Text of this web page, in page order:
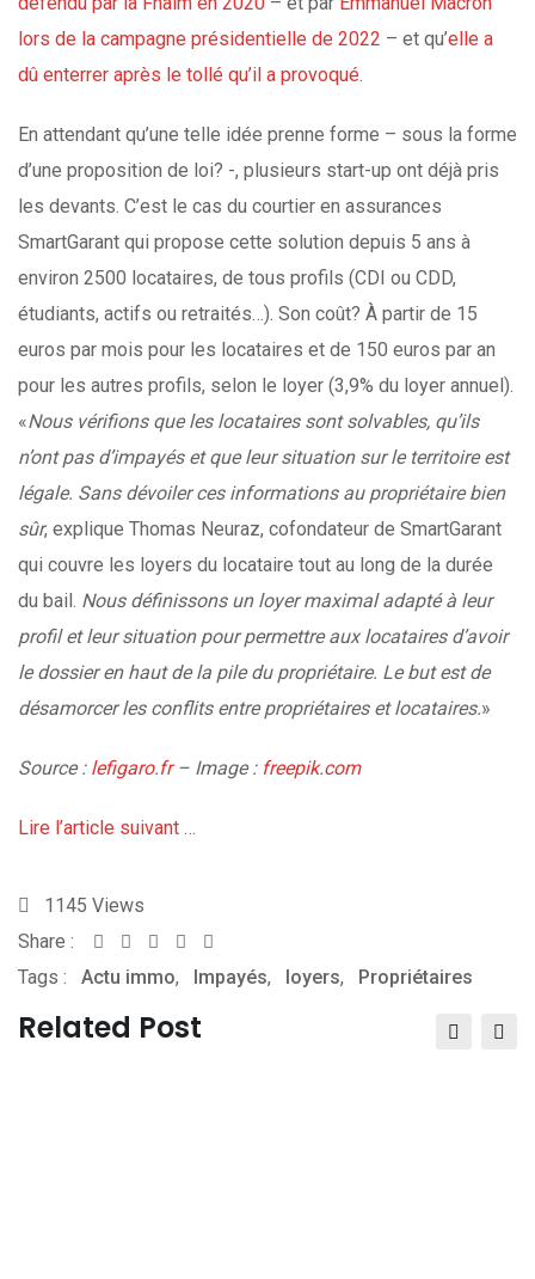
lors de la campagne présidentielle de 2022 – et qu’elle a
dû enterrer après le tollé qu’il a provoqué.
En attendant qu’une telle idée prenne forme – sous la forme
d’une proposition de loi? -, plusieurs start-up ont déjà pris
les devants. C’est le cas du courtier en assurances
SmartGarant qui propose cette solution depuis 5 ans à
environ 2500 locataires, de tous profils (CDI ou CDD,
étudiants, actifs ou retraités…). Son coût? À partir de 15
euros par mois pour les locataires et de 150 euros par an
pour les autres profils, selon le loyer (3,9% du loyer annuel).
«Nous vérifions que les locataires sont solvables, qu’ils
n’ont pas d’impayés et que leur situation sur le territoire est
légale. Sans dévoiler ces informations au propriétaire bien
sûr, explique Thomas Neuraz, cofondateur de SmartGarant
qui couvre les loyers du locataire tout au long de la durée
du bail. Nous définissons un loyer maximal adapté à leur
profil et leur situation pour permettre aux locataires d’avoir
le dossier en haut de la pile du propriétaire. Le but est de
désamorcer les conflits entre propriétaires et locataires.»
Source : lefigaro.fr– Image : freepik.com
Lire l’article suivant …
1145 Views
Share :
Whatsapp
Share
via
Email
Tags : Actu immo, Impayés, loyers, Propriétaires
Related Post